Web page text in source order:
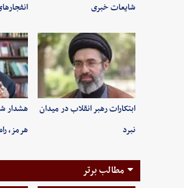
شایعات خبری
ابتکارات رهبر انقلاب در میدان
نبرد
هشدار
هرمز،
مطالب برتر